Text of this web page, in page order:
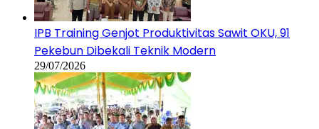
IPB Training Genjot Produktivitas Sawit OKU, 91
Pekebun Dibekali Teknik Modern
29/07/2026